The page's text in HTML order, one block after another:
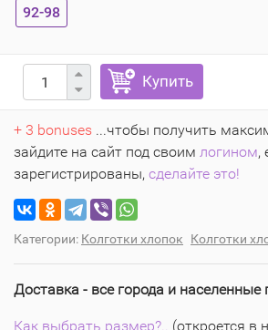
92-98
Купить
+ 3 bonuses ...чтобы получить
зайдите на сайт под своим логином,
зарегистрированы, сделайте это!
Категории: Колготки хлопок Колготки
Доставка - все города и населенные
Как выбрать размер?.. (откроется в